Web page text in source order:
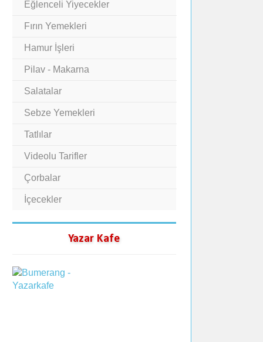
Eğlenceli Yiyecekler
Fırın Yemekleri
Hamur İşleri
Pilav - Makarna
Salatalar
Sebze Yemekleri
Tatlılar
Videolu Tarifler
Çorbalar
İçecekler
Yazar Kafe